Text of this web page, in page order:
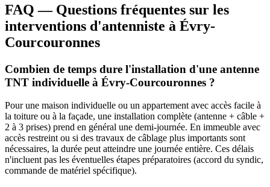
FAQ — Questions fréquentes sur les
interventions d'antenniste à Évry-
Courcouronnes
Combien de temps dure l'installation d'une antenne
TNT individuelle à Évry-Courcouronnes ?
Pour une maison individuelle ou un appartement avec accès facile à
la toiture ou à la façade, une installation complète (antenne + câble +
2 à 3 prises) prend en général une demi-journée. En immeuble avec
accès restreint ou si des travaux de câblage plus importants sont
nécessaires, la durée peut atteindre une journée entière. Ces délais
n'incluent pas les éventuelles étapes préparatoires (accord du syndic,
commande de matériel spécifique).